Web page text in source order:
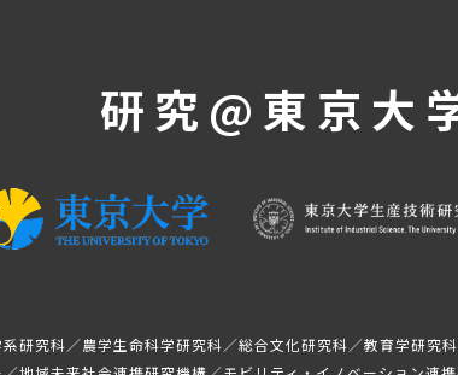
研究@東京大
研究科／農学生命科学研究科／総合文化研究科／教育学研